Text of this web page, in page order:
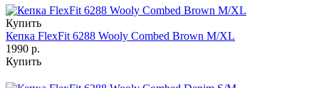
Купить
Кепка FlexFit 6288 Wooly Combed Brown M/XL
1990 р.
Купить